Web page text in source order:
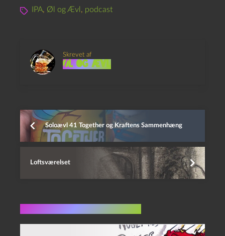
IPA, Øl og Ævl , podcast
Skrevet af
Øl og Ævl
Soloævl 41 Together og Kraftens Sammenhæng
Loftsværelset